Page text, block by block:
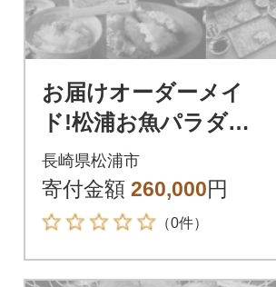
お届けオーダーメイ
ド!松浦お魚パラダイ
スDX(10種のお魚用)
長崎県松浦市
寄付金額 260,000円
（0件）